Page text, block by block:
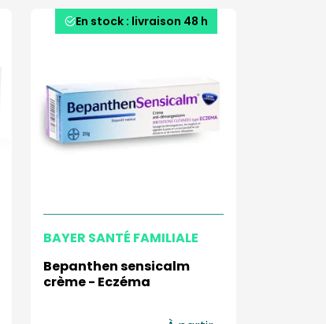
En stock : livraison 48 h
BAYER SANTÉ FAMILIALE
Bepanthen sensicalm
crème - Eczéma